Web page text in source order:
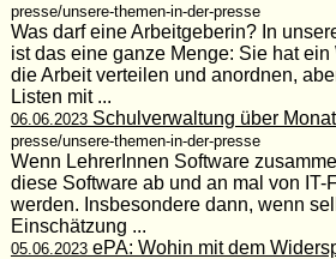
presse/unsere-themen-in-der-presse
Was darf eine Arbeitgeberin? In
ist das eine ganze Menge: Sie hat
die Arbeit verteilen und anordnen,
Listen mit ...
06.06.2023Schulverwaltung über
presse/unsere-themen-in-der-presse
Wenn LehrerInnen Software
diese Software ab und an mal von IT-
werden. Insbesondere dann, wenn
Einschätzung ...
05.06.2023ePA: Wohin mit dem